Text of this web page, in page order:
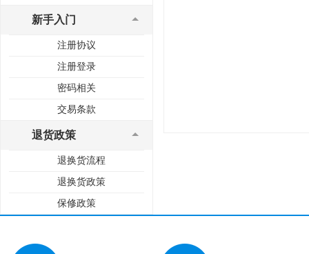
新手入门
注册协议
注册登录
密码相关
交易条款
退货政策
退换货流程
退换货政策
保修政策